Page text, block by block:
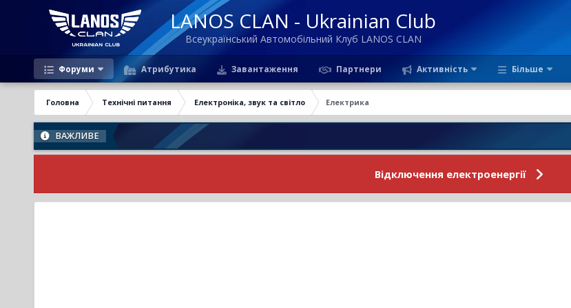
LANOS CLAN - Ukrainian Club
Всеукраїнський Автомобільний Клуб LANOS CLAN
Форуми Атрибутика Завантаження Партнери Активність Більше
Головна Технічні питання Електроніка, звук та світло Електрика
ВАЖЛИВЕ
Відключення електроенергії